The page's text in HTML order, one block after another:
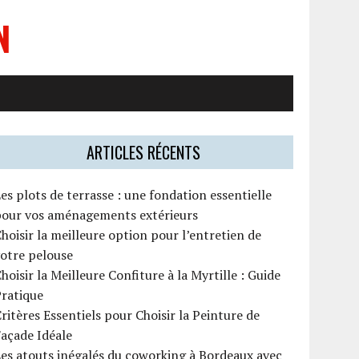
ARTICLES RÉCENTS
plots de terrasse : une fondation essentielle
vos aménagements extérieurs
la meilleure option pour l’entretien de
pelouse
la Meilleure Confiture à la Myrtille : Guide
Essentiels pour Choisir la Peinture de
Idéale
atouts inégalés du coworking à Bordeaux avec